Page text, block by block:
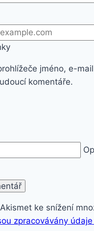
jméno, e-
komentáře.
ke snížení
zpracovávány